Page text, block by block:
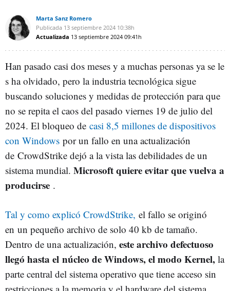
Marta Sanz Romero
Publicada 13 septiembre 2024 10:38h
Actualizada 13 septiembre 2024 09:41h
Han pasado casi dos meses y a muchas personas ya se le
s ha olvidado, pero la industria tecnológica sigue
buscando soluciones y medidas de protección para que
no se repita el caos del pasado viernes 19 de julio del
2024. El bloqueo de casi 8,5 millones de dispositivos
con Windows por un fallo en una actualización
de CrowdStrike dejó a la vista las debilidades de un
sistema mundial. Microsoft quiere evitar que vuelva a
producirse .
Tal y como explicó CrowdStrike, el fallo se originó
en un pequeño archivo de solo 40 kb de tamaño.
Dentro de una actualización, este archivo defectuoso
llegó hasta el núcleo de Windows, el modo Kernel, la
parte central del sistema operativo que tiene acceso sin